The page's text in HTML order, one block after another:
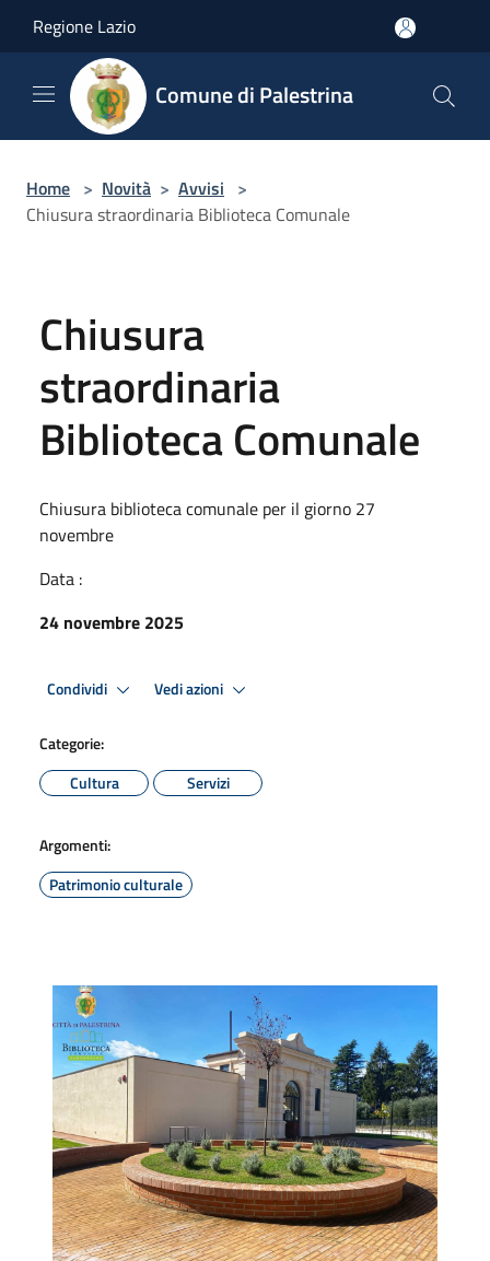
Regione Lazio
Comune di Palestrina
Home > Novità > Avvisi >
Chiusura straordinaria Biblioteca Comunale
Chiusura
straordinaria
Biblioteca Comunale
Chiusura biblioteca comunale per il giorno 27
novembre
Data :
24 novembre 2025
Condividi Vedi azioni
Categorie:
Cultura
Servizi
Argomenti:
Patrimonio culturale